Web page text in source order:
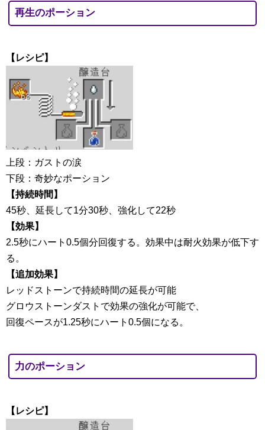
再生のポーション
【レシピ】
上段：ガストの涙
下段：奇妙なポーション
【持続時間】
45秒、延長して1分30秒、強化して22秒
【効果】
2.5秒にハート0.5個分回復する。効果中は耐火効果が低下す
る。
【追加効果】
レッドストーンで持続時間の延長が可能
グロウストーンダストで効果の強化が可能で、
回復ペースが1.25秒にハート0.5個になる。
力のポーション
【レシピ】